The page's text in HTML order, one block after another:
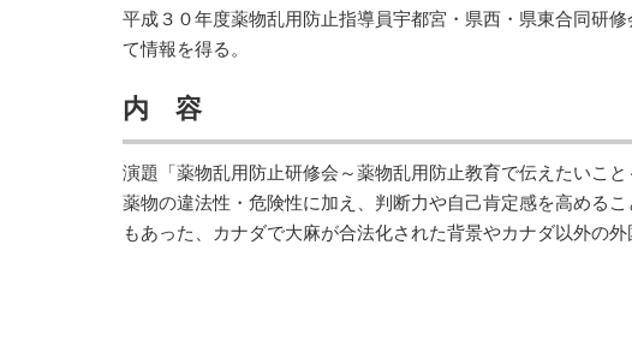
平成３０年度薬物乱用防止指導員宇都宮・県西・県東合同研
て情報を得る。
内 容
演題「薬物乱用防止研修会～薬物乱用防止教育で伝えたいこと
薬物の違法性・危険性に加え、判断力や自己肯定感を高める
もあった、カナダで大麻が合法化された背景やカナダ以外の外